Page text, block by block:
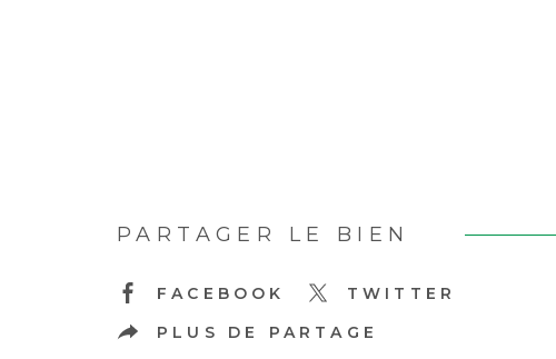
PARTAGER LE BIEN
FACEBOOK
TWITTER
PLUS DE PARTAGE